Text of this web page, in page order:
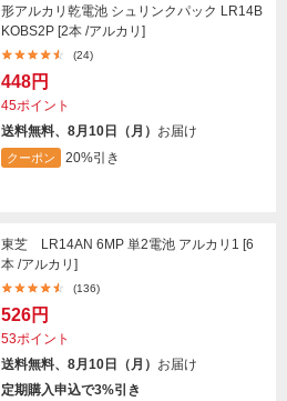
形アルカリ乾電池 シュリンクパック LR14B
KOBS2P [2本 /アルカリ]
(24)
448円
45ポイント
送料無料、8月10日（月） お届け
クーポン
20%引き
東芝 LR14AN 6MP 単2電池 アルカリ1 [6
本 /アルカリ]
(136)
526円
53ポイント
送料無料、8月10日（月） お届け
定期購入申込で3%引き